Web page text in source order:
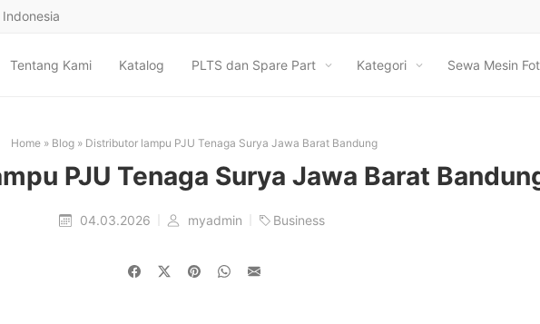
Tentang Kami Katalog PLTS dan Spare Part Kategori Sewa Mesin
Home» Blog» Distributor lampu PJU Tenaga Surya Jawa Barat Bandung
PJU Tenaga Surya Jawa Barat
04.03.2026 myadmin Business